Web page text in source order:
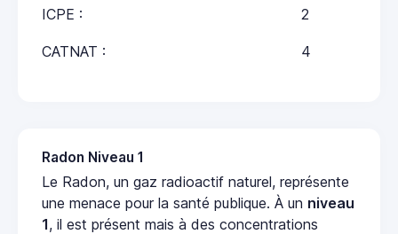
ICPE : 2
CATNAT : 4
Radon Niveau 1
Le Radon, un gaz radioactif naturel, représente
une menace pour la santé publique. À un niveau
1, il est présent mais à des concentrations